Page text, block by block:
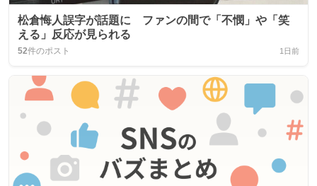
松倉悔人誤字が話題に ファンの間で「不憫」や「笑
える」反応が見られる
52件のポスト 1日前